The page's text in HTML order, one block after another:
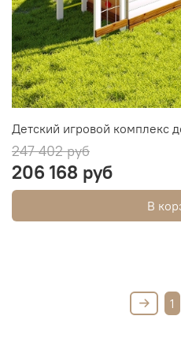
Детский игровой
247 402 руб
206 168 руб
В
1